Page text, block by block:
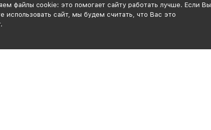
файлы cookie: это помогает сайту работать лучше. Если Вы
использовать сайт, мы будем считать, что Вас это